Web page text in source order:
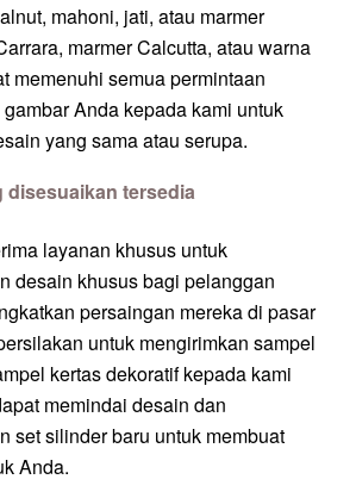
mahoni, jati, atau marmer
marmer Calcutta, atau warna
memenuhi semua permintaan
Anda kepada kami untuk
yang sama atau serupa.
disesuaikan tersedia
layanan khusus untuk
desain khusus bagi pelanggan
persaingan mereka di pasar
untuk mengirimkan sampel
kertas dekoratif kepada kami
memindai desain dan
set silinder baru untuk membuat
Anda.